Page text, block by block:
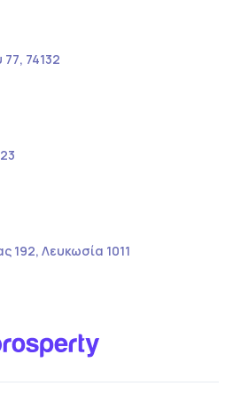
74132
192, Λευκωσία 1011